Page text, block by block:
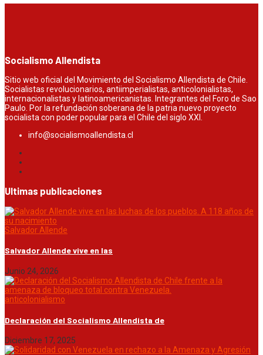
Socialismo Allendista
Sitio web oficial del Movimiento del Socialismo Allendista de Chile.
Socialistas revolucionarios, antiimperialistas, anticolonialistas,
internacionalistas y latinoamericanistas. Integrantes del Foro de Sao
Paulo. Por la refundación soberana de la patria nuevo proyecto
socialista con poder popular para el Chile del siglo XXI.
info@socialismoallendista.cl
Ultimas publicaciones
Salvador Allende
Salvador Allende vive en las
Junio 24, 2026
anticolonialismo
Declaración del Socialismo Allendista de
Diciembre 17, 2025